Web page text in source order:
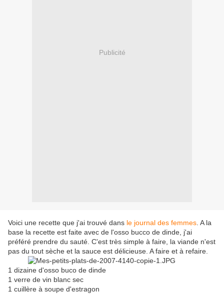
Publicité
Voici une recette que j'ai trouvé dans le journal des femmes . A la
base la recette est faite avec de l'osso bucco de dinde, j'ai
préféré prendre du sauté. C'est très simple à faire, la viande n'est
pas du tout sèche et la sauce est délicieuse. A faire et à refaire.
1 dizaine d'osso buco de dinde
1 verre de vin blanc sec
1 cuillère à soupe d'estragon